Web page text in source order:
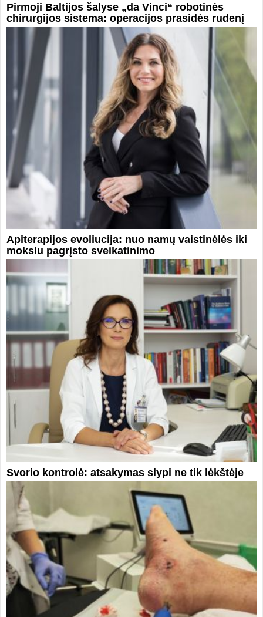
Pirmoji Baltijos šalyse „da Vinci“ robotinės
chirurgijos sistema: operacijos prasidės rudenį
Apiterapijos evoliucija: nuo namų vaistinėlės iki
mokslu pagrįsto sveikatinimo
Svorio kontrolė: atsakymas slypi ne tik lėkštėje